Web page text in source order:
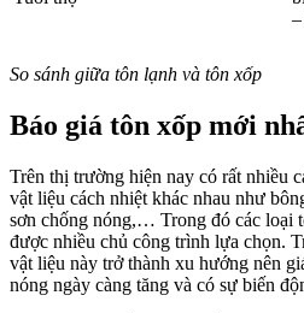
So sánh giữa tôn lạnh và tôn xốp
Báo giá tôn xốp mới
Trên thị trường hiện nay có rất nhiều
vật liệu cách nhiệt khác nhau như
sơn chống nóng,… Trong đó các loại
được nhiều chủ công trình lựa chọn.
vật liệu này trở thành xu hướng nên
nóng ngày càng tăng và có sự biến